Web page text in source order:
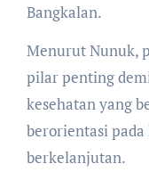
Bangkalan.
​Menurut Nunuk,
pilar penting
kesehatan yang
berorientasi
berkelanjutan.